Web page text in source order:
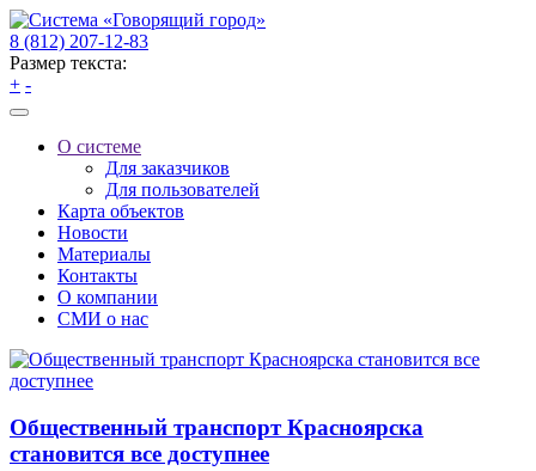
8 (812) 207-12-83
Размер текста:
+ -
О системе
Для заказчиков
Для пользователей
Карта объектов
Новости
Материалы
Контакты
О компании
СМИ о нас
Общественный транспорт Красноярска
становится все доступнее